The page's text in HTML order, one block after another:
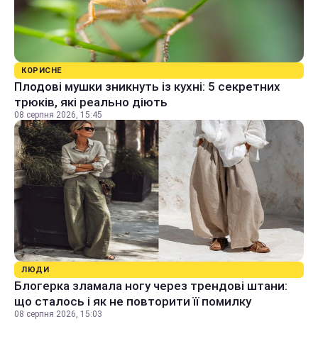
КОРИСНЕ
Плодові мушки зникнуть із кухні: 5 секретних
трюків, які реально діють
08 серпня 2026, 15:45
ЛЮДИ
Блогерка зламала ногу через трендові штани:
що сталось і як не повторити її помилку
08 серпня 2026, 15:03